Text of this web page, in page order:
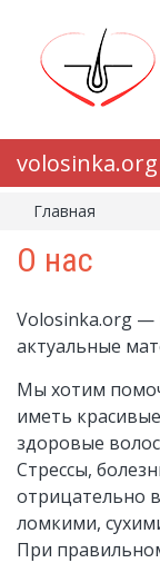
volosinka.org
Главная
О нас
Volosinka.org —
актуальные
Мы хотим
иметь
здоровые
Стрессы,
отрицательно
ломкими,
При